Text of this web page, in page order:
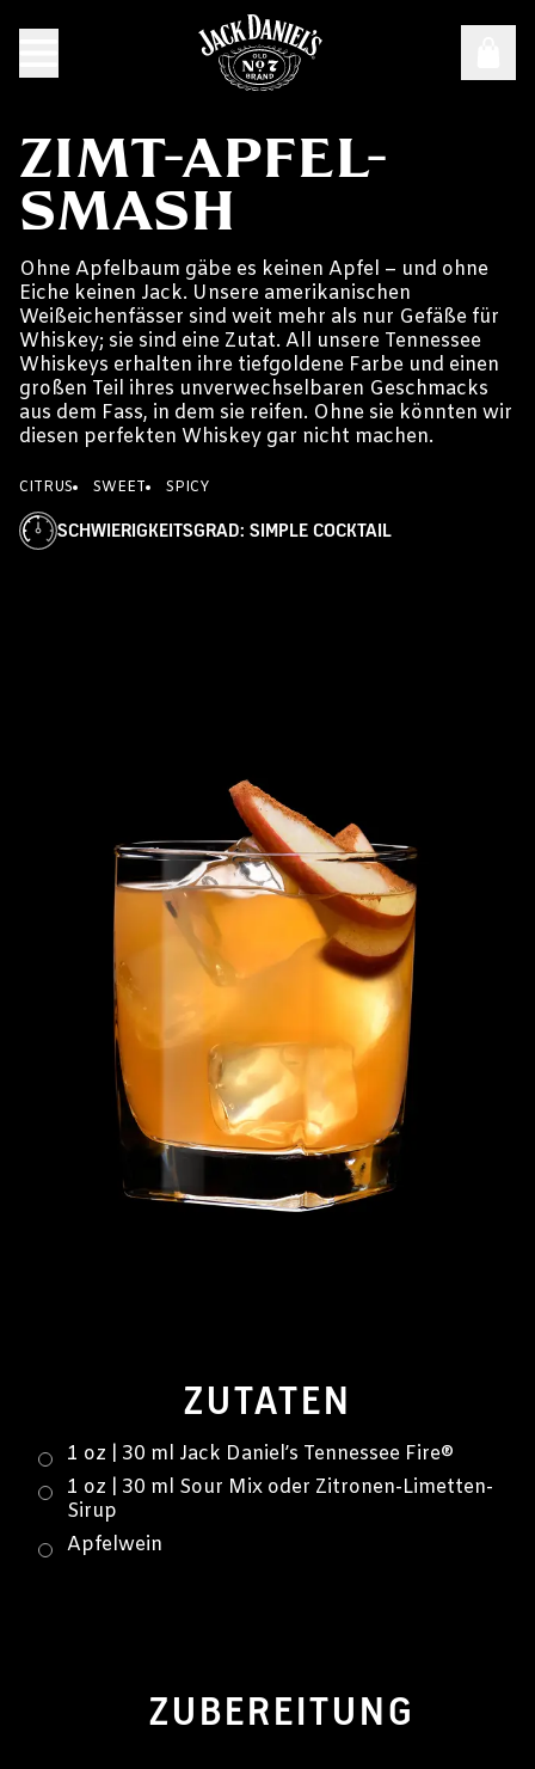
ZIMT-APFEL-
SMASH
Ohne Apfelbaum gäbe es keinen Apfel – und ohne
Eiche keinen Jack. Unsere amerikanischen
Weißeichenfässer sind weit mehr als nur Gefäße für
Whiskey; sie sind eine Zutat. All unsere Tennessee
Whiskeys erhalten ihre tiefgoldene Farbe und einen
großen Teil ihres unverwechselbaren Geschmacks
aus dem Fass, in dem sie reifen. Ohne sie könnten wir
diesen perfekten Whiskey gar nicht machen.
CITRUS SWEET SPICY
SCHWIERIGKEITSGRAD: SIMPLE COCKTAIL
ZUTATEN
1 oz | 30 ml Jack Daniel’s Tennessee Fire®
1 oz | 30 ml Sour Mix oder Zitronen-Limetten-
Sirup
Apfelwein
ZUBEREITUNG